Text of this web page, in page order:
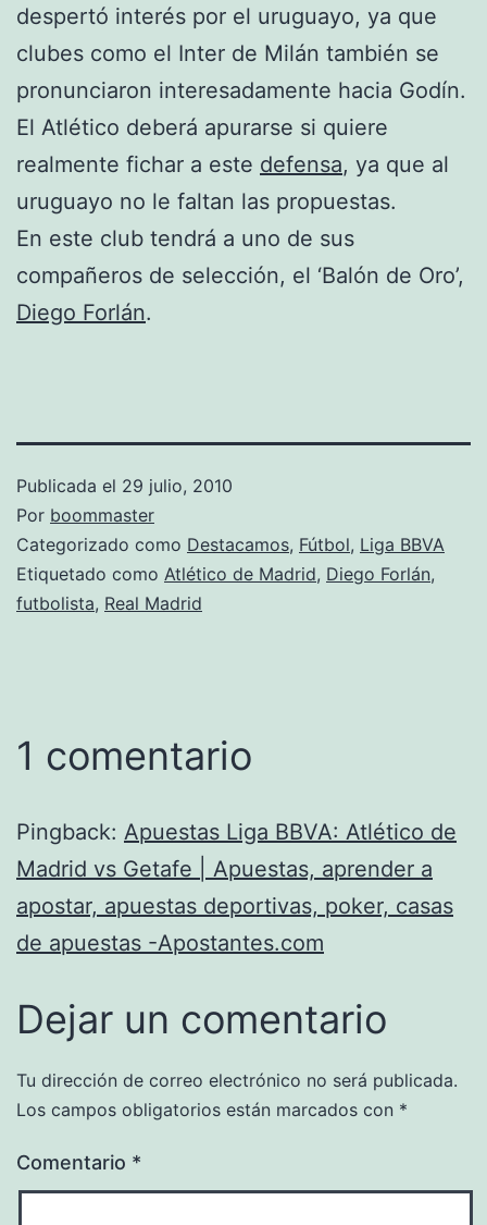
despertó interés por el uruguayo, ya que
clubes como el Inter de Milán también se
pronunciaron interesadamente hacia Godín.
El Atlético deberá apurarse si quiere
realmente fichar a este defensa, ya que al
uruguayo no le faltan las propuestas.
En este club tendrá a uno de sus
compañeros de selección, el ‘Balón de Oro’,
Diego Forlán.
Publicada el 29 julio, 2010
Por boommaster
Categorizado como Destacamos, Fútbol, Liga BBVA
Etiquetado como Atlético de Madrid, Diego Forlán,
futbolista, Real Madrid
1 comentario
Pingback: Apuestas Liga BBVA: Atlético de
Madrid vs Getafe | Apuestas, aprender a
apostar, apuestas deportivas, poker, casas
de apuestas -Apostantes.com
Dejar un comentario
Tu dirección de correo electrónico no será publicada.
Los campos obligatorios están marcados con *
Comentario *